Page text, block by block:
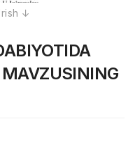
MAVZUSINING